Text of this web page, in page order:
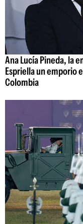
Ana Lucía Pineda, la
Espriella un emporio
Colombia